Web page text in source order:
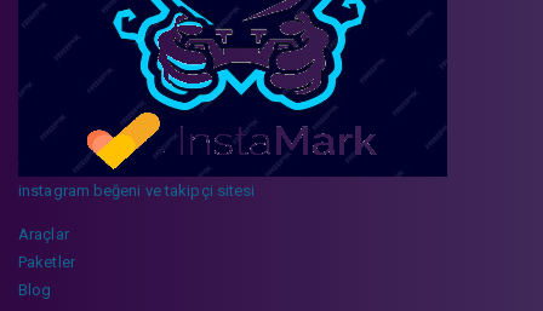
instagram beğeni ve takipçi sitesi
Araçlar
Paketler
Blog